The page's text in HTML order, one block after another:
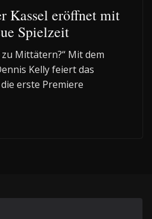
Kassel eröffnet mit
Spielzeit
Mittätern?“ Mit dem
Kelly feiert das
erste Premiere